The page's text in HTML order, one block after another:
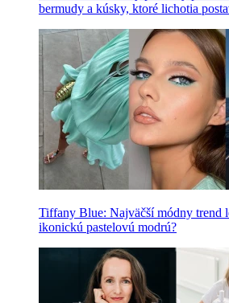
bermudy a kúsky, ktoré lichotia
Tiffany Blue: Najväčší módny trend
ikonickú pastelovú modrú?